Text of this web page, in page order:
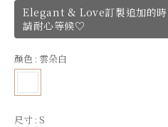
Elegant & Love訂製追加的時
請耐心等候♡
顏色 : 雲朵白
尺寸 : S